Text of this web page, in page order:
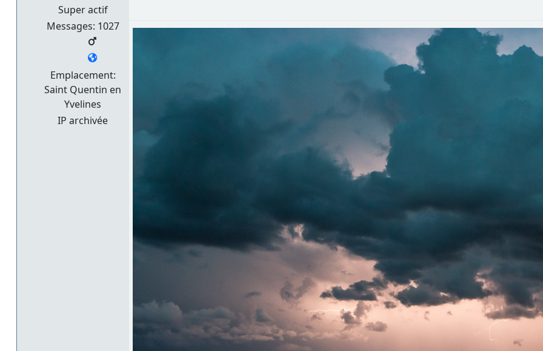
Super actif
Messages: 1027
Emplacement:
Saint Quentin en
Yvelines
IP archivée